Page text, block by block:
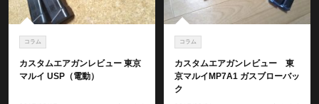
コラム
カスタムエアガンレビュー 東京
マルイ USP（電動）
コラム
カスタムエアガンレビュー 東
京マルイMP7A1 ガスブローバッ
ク